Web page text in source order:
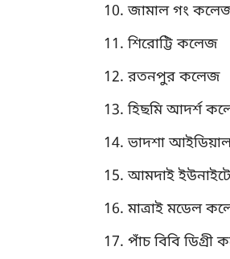
জামাল গং
শিরোট্টি কলেজ
রতনপুর কলেজ
হিছমি আদর্শ
ভাদশা
আমদাই
মাত্রাই মডেল
পাঁচ বিবি ডিগ্রী